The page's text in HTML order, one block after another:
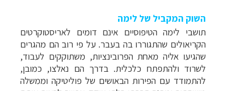
השוק המקביל של לימה
תושבי לימה הטיפוסיים אינם דומים לאריסטוקרטים
הקריאולים שהתגוררו בה בעבר. על פי רוב הם מהגרים
שהגיעו אליה מאחת הפרובינציות, משתוקקים לעבוד,
לשרודולהתפתח כלכלית. בדרך הם נאלצו, כמובן,
להתמודד עם הפירות הבאושים של פוליטיקה וממשלה